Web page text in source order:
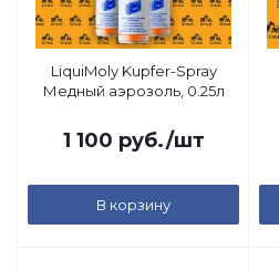
LiquiMoly Kupfer-Spray
Медный аэрозоль, 0.25л
1 100 руб./шт
В корзину